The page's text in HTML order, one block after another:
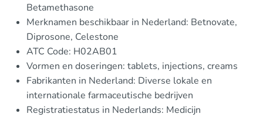
Betamethasone
Merknamen beschikbaar in Nederland: Betnovate,
Diprosone, Celestone
ATC Code: H02AB01
Vormen en doseringen: tablets, injections, creams
Fabrikanten in Nederland: Diverse lokale en
internationale farmaceutische bedrijven
Registratiestatus in Nederlands: Medicijn